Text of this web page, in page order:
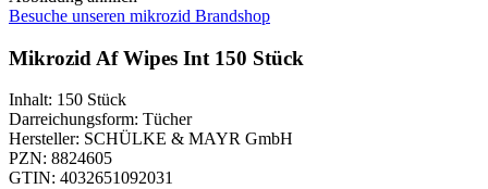
Besuche unseren mikrozid Brandshop
Mikrozid Af Wipes Int 150 Stück
Inhalt: 150 Stück
Darreichungsform: Tücher
Hersteller: SCHÜLKE & MAYR GmbH
PZN: 8824605
GTIN: 4032651092031